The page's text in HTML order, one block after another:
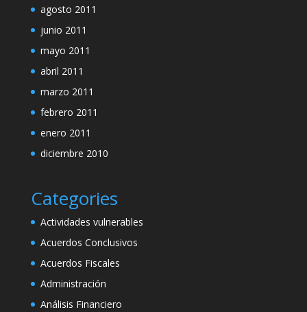
agosto 2011
junio 2011
mayo 2011
abril 2011
marzo 2011
febrero 2011
enero 2011
diciembre 2010
Categories
Actividades vulnerables
Acuerdos Conclusivos
Acuerdos Fiscales
Administración
Análisis Financiero